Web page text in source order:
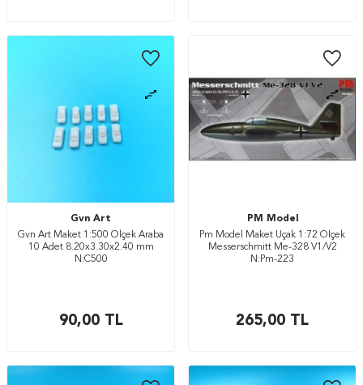
Gvn Art
Gvn Art Maket 1:500 Ölçek Araba
10 Adet 8.20x3.30x2.40 mm
N:C500
90,00TL
PM Model
Pm Model Maket Uçak 1:72 Ölçek
Messerschmitt Me-328 V1/V2
N:Pm-223
265,00 TL